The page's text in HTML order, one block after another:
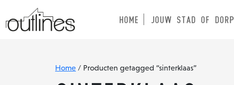
HOME JOUW STAD OF DORP
Home / Producten getagged “sinterklaas”